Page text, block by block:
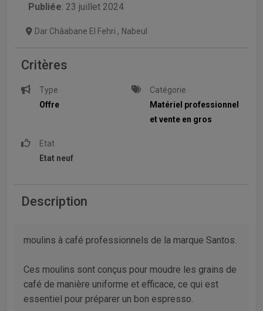
Publiée: 23 juillet 2024
Dar Châabane El Fehri , Nabeul
Critères
Type
Offre
Catégorie
Matériel professionnel
et vente en gros
Etat
Etat neuf
Description
moulins à café professionnels de la marque Santos.
Ces moulins sont conçus pour moudre les grains de
café de manière uniforme et efficace, ce qui est
essentiel pour préparer un bon espresso.